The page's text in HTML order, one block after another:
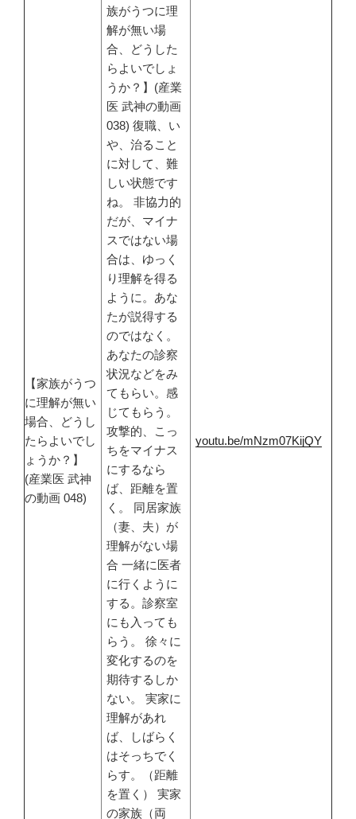
【家族がうつ
に理解が無い
場合、どうし
たらよいでし
ょうか？】
(産業医 武神
の動画 048)
族がうつに理
解が無い場
合、どうした
らよいでしょ
うか？】(産業
医 武神の動画
038) 復職、い
や、治ること
に対して、難
しい状態です
ね。 非協力的
だが、マイナ
スではない場
合は、ゆっく
り理解を得る
ように。あな
たが説得する
のではなく。
あなたの診察
状況などをみ
てもらい。感
じてもらう。
攻撃的、こっ
ちをマイナス
にするなら
ば、距離を置
く。 同居家族
（妻、夫）が
理解がない場
合 一緒に医者
に行くように
する。診察室
にも入っても
らう。 徐々に
変化するのを
期待するしか
ない。 実家に
理解があれ
ば、しばらく
はそっちでく
らす。（距離
を置く） 実家
の家族（両
youtu.be/mNzm07KijQY